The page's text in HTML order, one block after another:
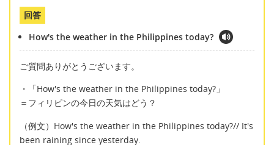
回答
How's the weather in the Philippines today?
ご質問ありがとうございます。
・「How's the weather in the Philippines today?」
＝フィリピンの今日の天気はどう？
（例文）How's the weather in the Philippines today?// It's
been raining since yesterday.